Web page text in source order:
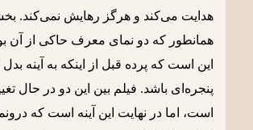
هدایت می‌کند و هرگز رهایش نمی‌کند.
همانطور که دو نمای معرف حاکی از آن
این است که پرده قبل از اینکه به آینه
پنجره‌ای باشد. فیلم بین این دو در حال
است، اما در نهایت این آینه است که